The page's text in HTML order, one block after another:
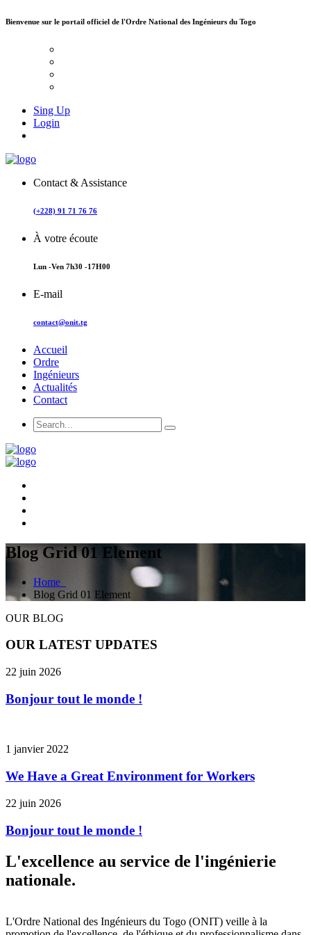
Bienvenue sur le portail officiel de l'Ordre National des Ingénieurs du Togo
Sing Up
Login
Contact & Assistance
(+228) 91 71 76 76
À votre écoute
Lun -Ven 7h30 -17H00
E-mail
contact@onit.tg
Accueil
Ordre
Ingénieurs
Actualités
Contact
Blog Grid 01 Element
Home
Blog Grid 01 Element
OUR BLOG
OUR LATEST UPDATES
22 juin 2026
Bonjour tout le monde !
1 janvier 2022
We Have a Great Environment for Workers
22 juin 2026
Bonjour tout le monde !
L'excellence au service de l'ingénierie
nationale.
L'Ordre National des Ingénieurs du Togo (ONIT) veille à la